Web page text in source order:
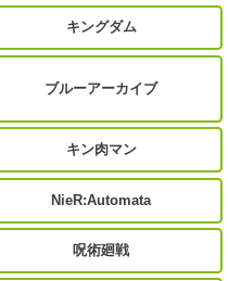
キングダム
ブルーアーカイブ
キン肉マン
NieR:Automata
呪術廻戦